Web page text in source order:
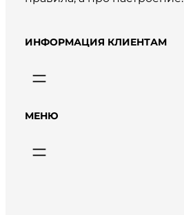
ИНФОРМАЦИЯ КЛИЕНТАМ
МЕНЮ